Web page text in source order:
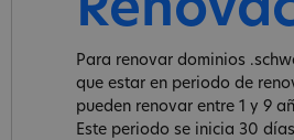
Para renovar dominios
que estar en periodo de
pueden renovar entre 1 y 9
Este periodo se inicia 30